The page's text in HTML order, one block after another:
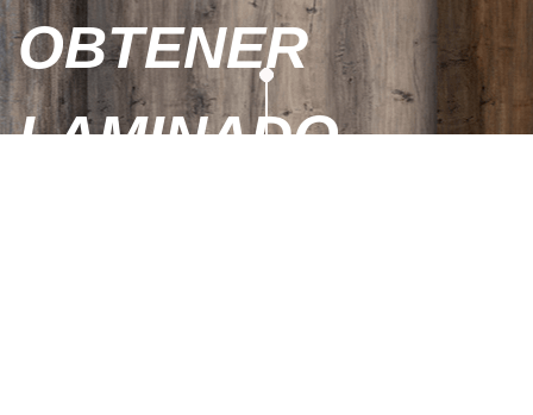
OBTENER
LAMINADO